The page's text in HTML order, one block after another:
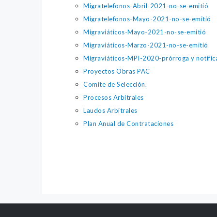
Migratelefonos-Abril-2021-no-se-emitió
Migratelefonos-Mayo-2021-no-se-emitió
Migraviáticos-Mayo-2021-no-se-emitió
Migraviáticos-Marzo-2021-no-se-emitió
Migraviáticos-MPI-2020-prórroga y
Proyectos Obras PAC
Comite de Selección.
Procesos Arbitrales
Laudos Arbitrales
Plan Anual de Contrataciones